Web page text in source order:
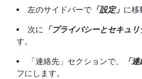
左のサイドバーで 「設定」 に移
次に 「プライバシーとセキュリ
す。
「連絡先」セクションで、 「
フにします。